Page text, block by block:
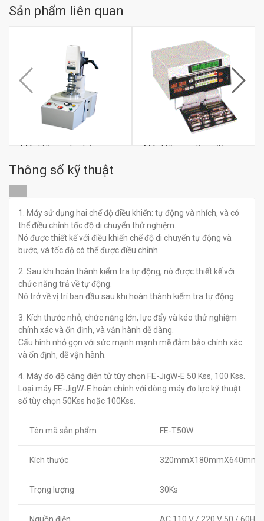
Sản phẩm liên quan
Máy kiểm tra lực kéo
0 đ
Máy kiểm tra dòng điện
0
Thông số kỹ thuật
1. Máy sử dụng hai chế độ điều khiển: tự động và nhích, và có
thể điều chỉnh tốc độ di chuyển thử nghiệm.
Nó được thiết kế với điều khiển chế độ di chuyển tự động và
bước, và tốc độ có thể được điều chỉnh.
2. Sau khi hoàn thành kiểm tra tự động, nó được thiết kế với
chức năng trả về tự động.
Nó trở về vị trí ban đầu sau khi hoàn thành kiểm tra tự động.
3. Kích thước nhỏ, chức năng lớn, lực đẩy và kéo thử nghiệm
chính xác và ổn định, và vận hành dễ dàng.
Cấu hình nhỏ gọn với sức mạnh mạnh mẽ đảm bảo chính xác
và ổn định, dễ vận hành.
4. Máy đo độ căng điện tử tùy chọn FE-JigW-E 50 Kss, 100 Kss.
Loại máy FE-JigW-E hoàn chỉnh với dòng máy đo lực kỹ thuật
số tùy chọn 50Kss hoặc 100Kss.
Tên mã sản phẩm FE-T50W
Kích thước 320mmX180mmX640mm
Trọng lượng 30Ks